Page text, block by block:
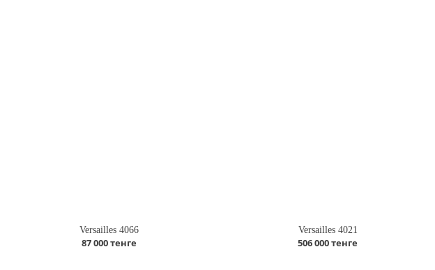
Versailles 4066
87 000 тенге
Versailles 4021
506 000 тенге